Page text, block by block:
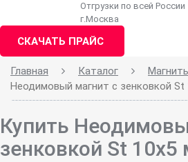
Отгрузки по всей России
г.Москва
СКАЧАТЬ ПРАЙС
Главная Каталог
Неодимовый магнит с зенковкой St
Купить
зенковкой St